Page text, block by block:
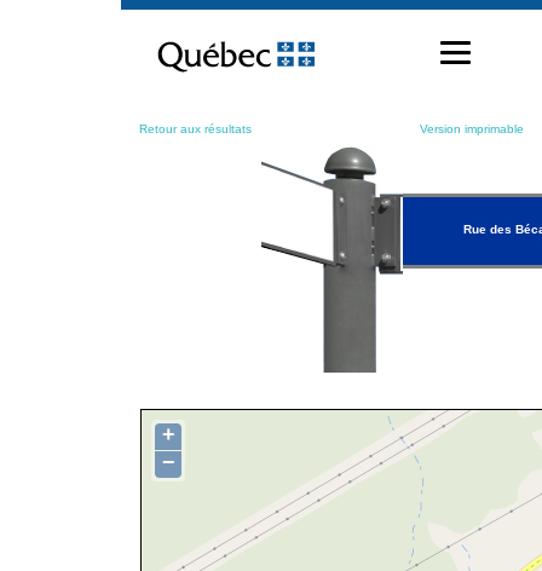
contenu
Retour aux résultats Version imprimable
Rue des
+
−